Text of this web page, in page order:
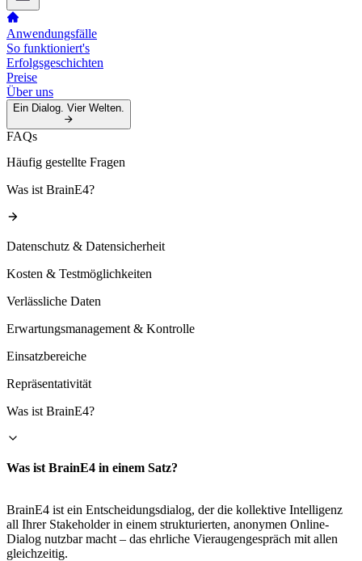
Anwendungsfälle
So funktioniert's
Erfolgsgeschichten
Preise
Über uns
Ein Dialog. Vier Welten.
FAQs
Häufig gestellte Fragen
Was ist BrainE4?
Datenschutz & Datensicherheit
Kosten & Testmöglichkeiten
Verlässliche Daten
Erwartungsmanagement & Kontrolle
Einsatzbereiche
Repräsentativität
Was ist BrainE4?
Was ist BrainE4 in einem Satz?
BrainE4 ist ein Entscheidungsdialog, der die kollektive Intelligenz
all Ihrer Stakeholder in einem strukturierten, anonymen Online-
Dialog nutzbar macht – das ehrliche Vieraugengespräch mit allen
gleichzeitig.